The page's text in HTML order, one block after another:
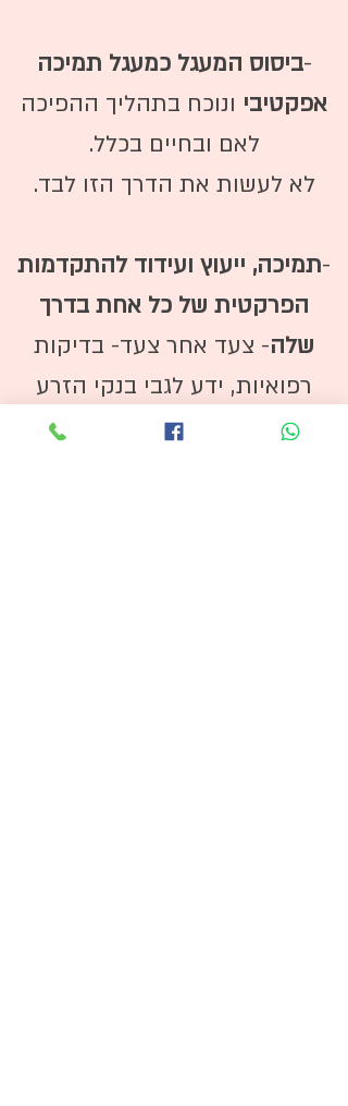
-ביסוס המעגל כמעגל תמיכה
אפקטיבי ונוכח בתהליך ההפיכה
לאם ובחיים בכלל.
לא לעשות את הדרך הזו לבד.
-תמיכה, ייעוץ ועידוד להתקדמות
הפרקטית של כל אחת בדרך
שלה- צעד אחר צעד- בדיקות
רפואיות, ידע לגבי בנקי הזרע
ולגבי טיפולי הפוריות והאפשרויות